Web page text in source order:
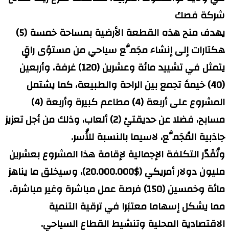
شركة فصك
يهدف منح هذه القطعة الأرضية بمساحة خمسة (5)
هكتارات إلى إنشاء مجَمَّع سياحي من مستوًى راقٍ
يتمثل في تشييد مائة وعشرين (120) غرفة، وأربعين
(40) خيمةَ تجمع بين الراحة والطبيعة، كما يشتمل
المشروع على أربعة (4) مطاعم كبيرة وأربعة (4)
مسابح، فضلا عن حديقتيْ (2) ألعاب، وذلك من أجل تعزيز
جاذبية المُجَمَّع، لاسيما بالنسبة للأُسر.
وتُقَدّر التكلفة الإجمالية لإقامة هذا المشروع بعشرين
مليون دولار أمريكي ($20.000.000)، وسيخلق ما يناهز
مائة وخمسين (150) فرصة عمل مباشرة وغير مباشرة،
مما يشكل إسهاما معتبَرا في ترقية التنمية
الاقتصادية المحلية وتنشيط القطاع السياحي.